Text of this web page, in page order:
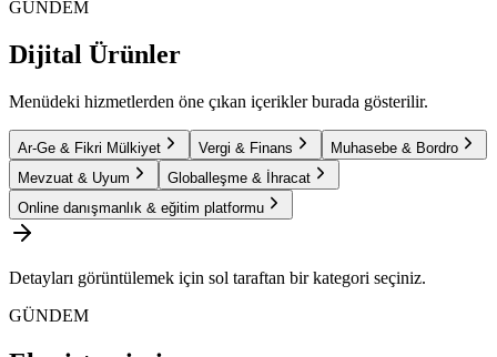
GÜNDEM
Dijital Ürünler
Menüdeki hizmetlerden öne çıkan içerikler burada gösterilir.
Ar-Ge & Fikri Mülkiyet Vergi & Finans
Muhasebe & Bordro
Mevzuat & Uyum
Globalleşme & İhracat
Online danışmanlık & eğitim platformu
Detayları görüntülemek için sol taraftan bir kategori seçiniz.
GÜNDEM